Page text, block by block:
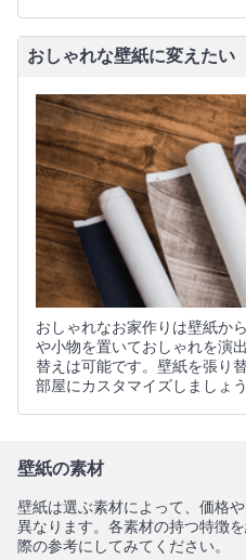
おしゃれな壁紙に変えたい
おしゃれなお家作りは壁紙か
や小物を置いておしゃれを演
替えは可能です。壁紙を張り
部屋にカスタマイズしましょう
壁紙の素材
壁紙は選ぶ素材によって、価格
異なります。各素材の持つ特徴
際の参考にしてみてください。